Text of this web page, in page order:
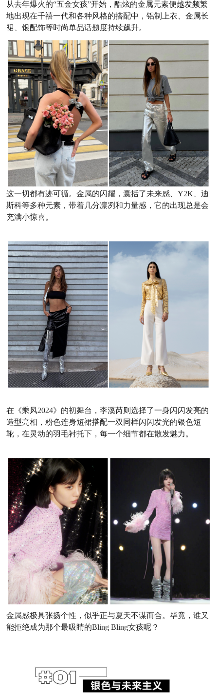
从去年爆火的“五金女孩”开始，酷炫的金属元素便越发频繁
地出现在千禧一代和各种风格的搭配中，铝制上衣、金属长
裙、银配饰等时尚单品话题度持续飙升。
这一切都有迹可循。金属的闪耀，囊括了未来感、Y2K、迪
斯科等多种元素，带着几分凛冽和力量感，它的出现总是会
充满小惊喜。
在《乘风2024》的初舞台，李溪芮则选择了一身闪闪发亮的
造型亮相，粉色连身短裙搭配一双同样闪闪发光的银色短
靴，在灵动的羽毛衬托下，每一个细节都在散发魅力。
金属感极具张扬个性，似乎正与夏天不谋而合。毕竟，谁又
能拒绝成为那个最吸睛的Bling Bling女孩呢？